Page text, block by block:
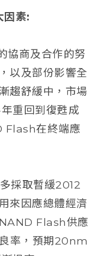
因素:
協商及合作的努
以及部份影響全
趨舒緩中，市場
重回到復甦成
Flash在終端應
採取暫緩2012
來因應總體經濟
Flash供應
率，預期20nm